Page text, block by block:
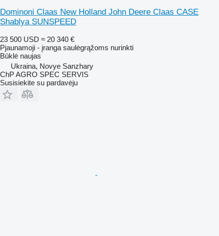
Dominoni Claas New Holland John Deere Claas CASE
Shablya SUNSPEED
23 500 USD ≈ 20 340 €
Pjaunamoji - įranga saulėgrąžoms nurinkti
Būklė naujas
Ukraina, Novye Sanzhary
ChP AGRO SPEC SERVIS
Susisiekite su pardavėju